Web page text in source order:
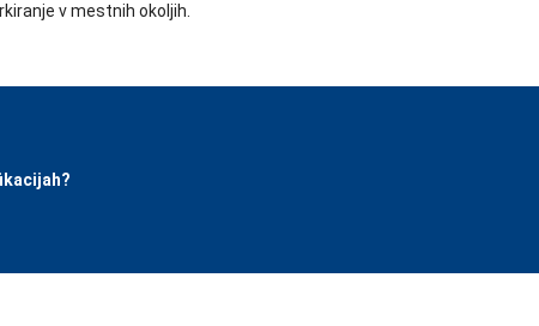
v mestnih okoljih.